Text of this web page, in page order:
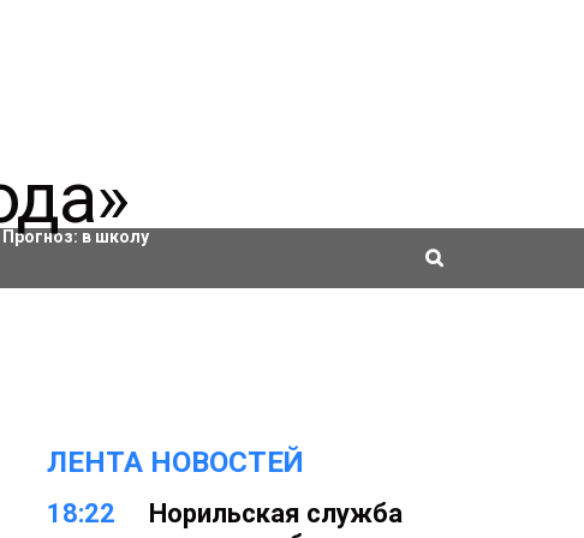
Актировки
Прогноз: в школу
ЛЕНТА НОВОСТЕЙ
18:22
Норильская служба